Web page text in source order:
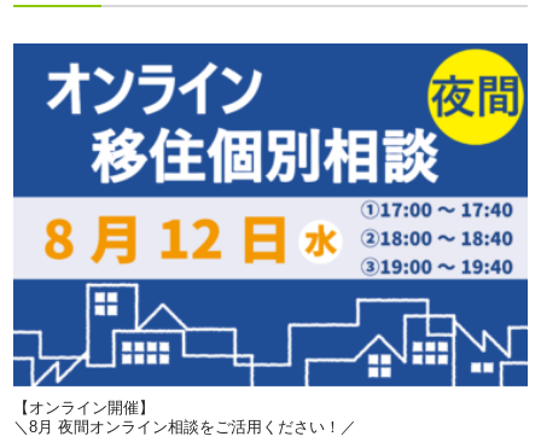
【オンライン開催】
＼8月 夜間オンライン相談をご活用ください！／